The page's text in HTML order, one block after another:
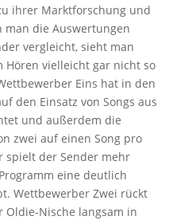
ihrer Marktforschung und
man die Auswertungen
vergleicht, sieht man
Hören vielleicht gar nicht so
Eins hat in den
den Einsatz von Songs aus
und außerdem die
zwei auf einen Song pro
spielt der Sender mehr
eine deutlich
Wettbewerber Zwei rückt
Oldie-Nische langsam in